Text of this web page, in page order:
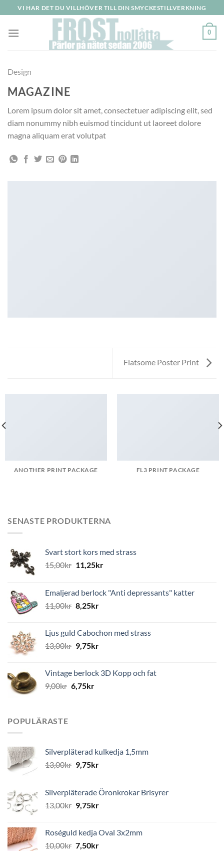
to
content
VI HAR DET DU VILLHÖVER TILL DIN SMYCKESTILLVERKNING
0
Design
MAGAZINE
Lorem ipsum dolor sit amet, consectetuer adipiscing elit, sed
diam nonummy nibh euismod tincidunt ut laoreet dolore
magna aliquam erat volutpat
Flatsome Poster Print
ANOTHER PRINT PACKAGE FL3 PRINT PACKAGE
SENASTE PRODUKTERNA
Svart stort kors med strass
15,00kr 11,25kr
Emaljerad berlock "Anti depressants" katter
11,00kr 8,25kr
Ljus guld Cabochon med strass
13,00kr 9,75kr
Vintage berlock 3D Kopp och fat
9,00kr 6,75kr
POPULÄRASTE
Silverpläterad kulkedja 1,5mm
13,00kr 9,75kr
Silverpläterade Öronkrokar Brisyrer
13,00kr 9,75kr
Roséguld kedja Oval 3x2mm
10,00kr 7,50kr